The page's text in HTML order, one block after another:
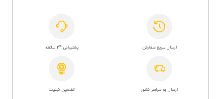
ارسال سریع سفارش پشتیبانی 24 ساعته
ارسال به سراسر کشور تضمین کیفیت